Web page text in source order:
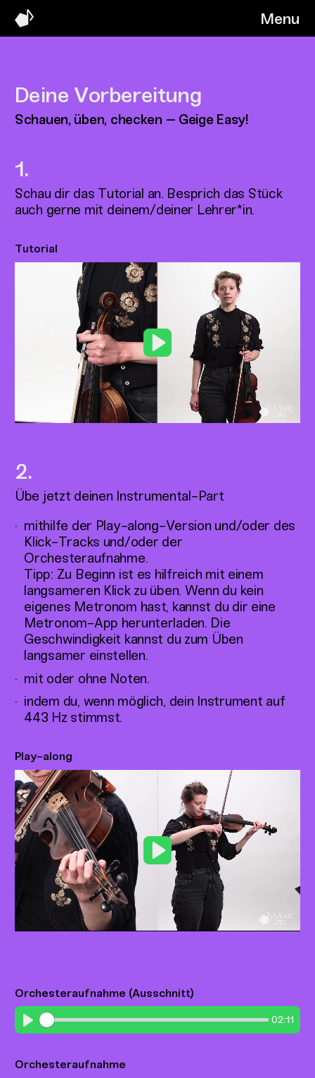
Menu
Deine Vorbereitung
Schauen, üben, checken – Geige Easy!
Schau dir das Tutorial an. Besprich das Stück
auch gerne mit deinem/deiner Lehrer*in.
Tutorial
Play
Übe jetzt deinen Instrumental-Part
mithilfe der Play-along-Version und/oder des
Klick-Tracks und/oder der
Orchesteraufnahme.
Tipp: Zu Beginn ist es hilfreich mit einem
langsameren Klick zu üben. Wenn du kein
eigenes Metronom hast, kannst du dir eine
Metronom-App herunterladen. Die
Geschwindigkeit kannst du zum Üben
langsamer einstellen.
mit oder ohne Noten.
indem du, wenn möglich, dein Instrument auf
443 Hz stimmst.
Play-along
Play
Orchesteraufnahme (Ausschnitt)
Play
02:11
Orchesteraufnahme